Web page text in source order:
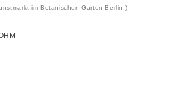
im Botanischen Garten Berlin )